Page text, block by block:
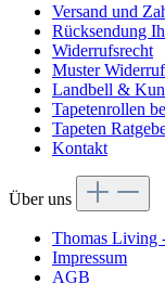
Versand und
Rücksendung
Widerrufsrecht
Muster
Landbell &
Tapetenrollen
Tapeten
Kontakt
Über uns
Thomas Living
Impressum
AGB